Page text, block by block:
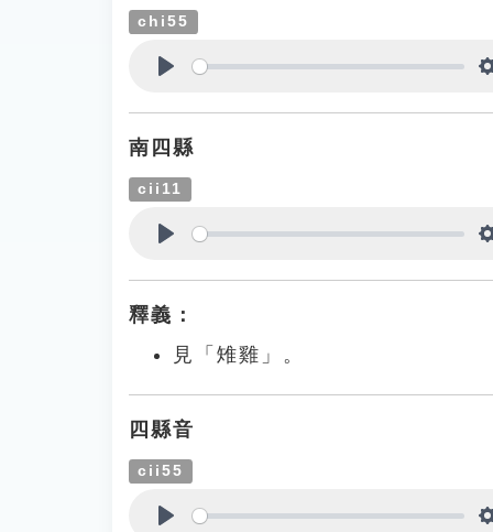
chi55
南四縣
cii11
釋義：
見「雉雞」。
四縣音
cii55